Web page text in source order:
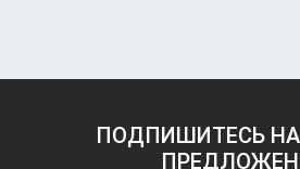
ПОДПИШИТЕСЬ